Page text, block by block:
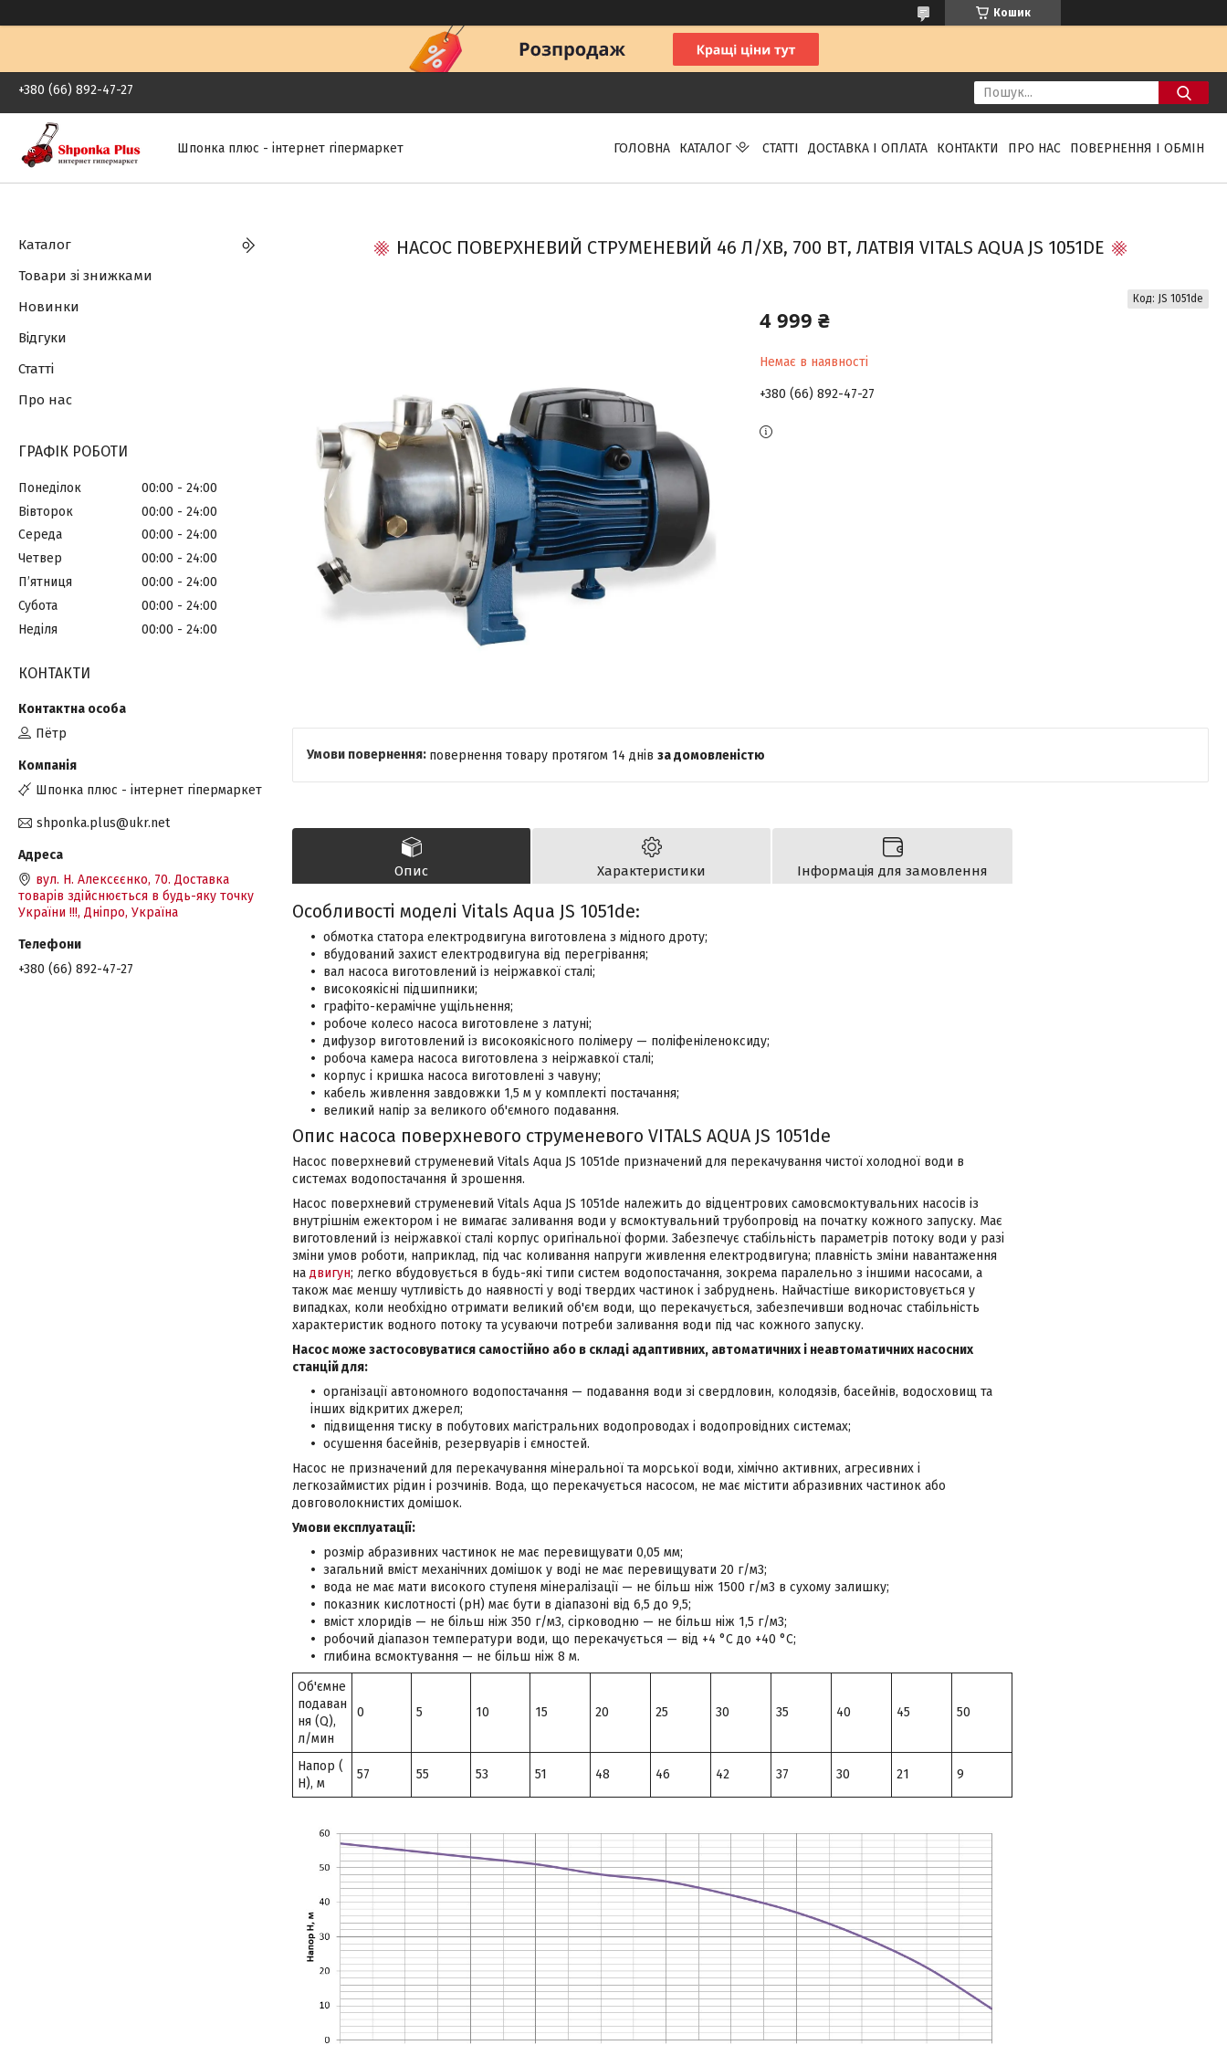
Кошик
+380 (66) 892-47-27
Шпонка плюс - інтернет гіпермаркет ГОЛОВНА КАТАЛОГ СТАТТІ ДОСТАВКА І ОПЛАТА КОНТАКТИ ПРО НАС ПОВЕРНЕННЯ І ОБМІН
НАСОС ПОВЕРХНЕВИЙ СТРУМЕНЕВИЙ 46 Л/ХВ, 700 ВТ, ЛАТВІЯ VITALS AQUA JS 1051DE
4 999 ₴
Немає в наявності
Код: JS 1051de
+380 (66) 892-47-27
повернення товару протягом 14 днів за домовленістю
Опис Характеристики Інформація для замовлення
Особливості моделі Vitals Aqua JS 1051de:
обмотка статора електродвигуна виготовлена з мідного дроту;
вбудований захист електродвигуна від перегрівання;
вал насоса виготовлений із неіржавкої сталі;
високоякісні підшипники;
графіто-керамічне ущільнення;
робоче колесо насоса виготовлене з латуні;
дифузор виготовлений із високоякісного полімеру — поліфеніленоксиду;
робоча камера насоса виготовлена з неіржавкої сталі;
корпус і кришка насоса виготовлені з чавуну;
кабель живлення завдовжки 1,5 м у комплекті постачання;
великий напір за великого об'ємного подавання.
Опис насоса поверхневого струменевого VITALS AQUA JS 1051de
Насос поверхневий струменевий Vitals Aqua JS 1051de призначений для перекачування чистої холодної води в
системах водопостачання й зрошення.
Насос поверхневий струменевий Vitals Aqua JS 1051de належить до відцентрових самовсмоктувальних насосів із
внутрішнім ежектором і не вимагає заливання води у всмоктувальний трубопровід на початку кожного запуску. Має
виготовлений із неіржавкої сталі корпус оригінальної форми. Забезпечує стабільність параметрів потоку води у разі
зміни умов роботи, наприклад, під час коливання напруги живлення електродвигуна; плавність зміни навантаження
на двигун; легко вбудовується в будь-які типи систем водопостачання, зокрема паралельно з іншими насосами, а
також має меншу чутливість до наявності у воді твердих частинок і забруднень. Найчастіше використовується у
випадках, коли необхідно отримати великий об'єм води, що перекачується, забезпечивши водночас стабільність
характеристик водного потоку та усуваючи потреби заливання води під час кожного запуску.
Насос може застосовуватися самостійно або в складі адаптивних, автоматичних і неавтоматичних насосних
станцій для:
організації автономного водопостачання — подавання води зі свердловин, колодязів, басейнів, водосховищ та
інших відкритих джерел;
підвищення тиску в побутових магістральних водопроводах і водопровідних системах;
осушення басейнів, резервуарів і ємностей.
Насос не призначений для перекачування мінеральної та морської води, хімічно активних, агресивних і
легкозаймистих рідин і розчинів. Вода, що перекачується насосом, не має містити абразивних частинок або
довговолокнистих домішок.
Умови експлуатації:
розмір абразивних частинок не має перевищувати 0,05 мм;
загальний вміст механічних домішок у воді не має перевищувати 20 г/м3;
вода не має мати високого ступеня мінералізації — не більш ніж 1500 г/м3 в сухому залишку;
показник кислотності (рН) має бути в діапазоні від 6,5 до 9,5;
вміст хлоридів — не більш ніж 350 г/м3, сірководню — не більш ніж 1,5 г/м3;
робочий діапазон температури води, що перекачується — від +4 °C до +40 °C;
глибина всмоктування — не більш ніж 8 м.
Об'ємне
подаван
ня (Q),
л/мин
0 5 10 15 20 25 30 35 40 45 50
Напор (
Н), м
57 55 53 51 48 46 42 37 30 21 9
Каталог
Товари зі знижками
Новинки
Відгуки
Статті
Про нас
ГРАФІК РОБОТИ
Понеділок 00:00
24:00
Вівторок
00:00
24:00
Середа
00:00
24:00
Четвер
00:00
24:00
Пʼятниця
00:00
24:00
Субота
00:00
24:00
Неділя
00:00 24:00
КОНТАКТИ
Пётр
Шпонка плюс - інтернет гіпермаркет
shponka.plus@ukr.net
вул. Н. Алексєєнко, 70. Доставка
товарів здійснюється в будь-яку точку
України !!!, Дніпро, Україна
+380 (66) 892-47-27